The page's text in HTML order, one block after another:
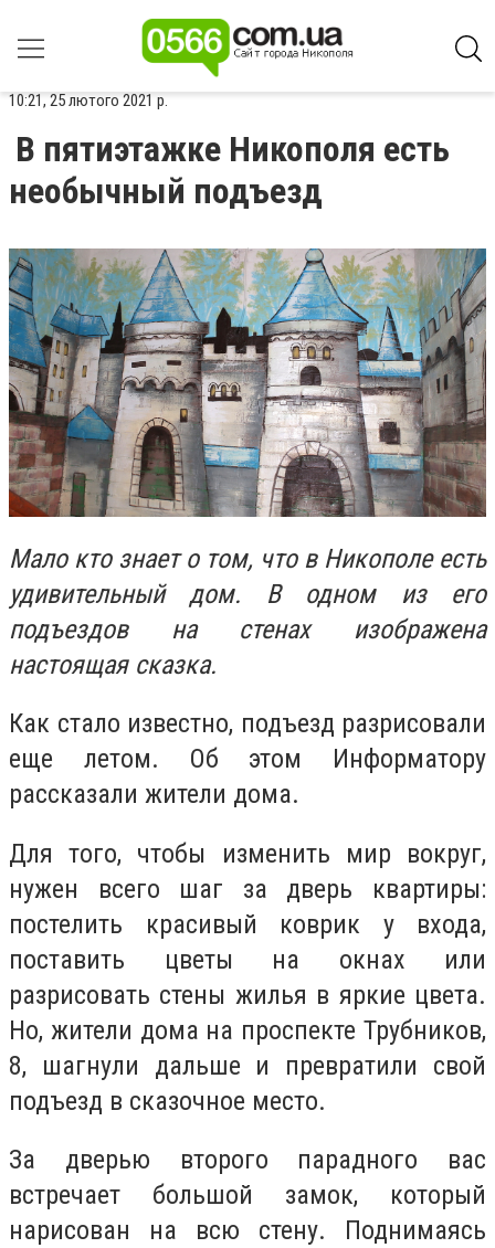
10:21, 25 лютого 2021 р.
В пятиэтажке Никополя есть
необычный подъезд
Мало кто знает о том, что в Никополе есть
удивительный дом. В одном из его
подъездов на стенах изображена
настоящая сказка.
Как стало известно, подъезд разрисовали
еще летом. Об этом Информатору
рассказали жители дома.
Для того, чтобы изменить мир вокруг,
нужен всего шаг за дверь квартиры:
постелить красивый коврик у входа,
поставить цветы на окнах или
разрисовать стены жилья в яркие цвета.
Но, жители дома на проспекте Трубников,
8, шагнули дальше и превратили свой
подъезд в сказочное место.
За дверью второго парадного вас
встречает большой замок, который
нарисован на всю стену. Поднимаясь